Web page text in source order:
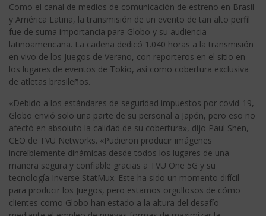
Como el canal de medios de comunicación de estreno en Brasil
y América Latina, la transmisión de un evento de tan alto perfil
fue de suma importancia para Globo y su audiencia
latinoamericana. La cadena dedicó 1.040 horas a la transmisión
en vivo de los Juegos de Verano, con reporteros en el sitio en
los lugares de eventos de Tokio, así como cobertura exclusiva
de atletas brasileños.
«Debido a los estándares de seguridad impuestos por covid-19,
Globo envió solo una parte de su personal a Japón, pero eso no
afectó en absoluto la calidad de su cobertura», dijo Paul Shen,
CEO de TVU Networks. «Pudieron producir imágenes
increíblemente dinámicas desde todos los lugares de una
manera segura y confiable gracias a TVU One 5G y su
tecnología Inverse StatMux. Este ha sido un momento difícil
para producir los Juegos, pero estamos orgullosos de cómo
clientes como Globo han estado a la altura del desafío